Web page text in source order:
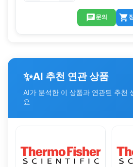
문의
✨AI 추천 연관 상품
AI가 분석한 이 상품과 연관된 추천
요